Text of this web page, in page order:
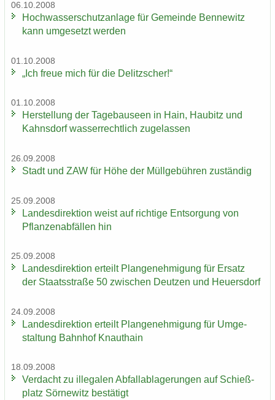
06.10.2008
Hoch­was­ser­schutz­an­la­ge für Ge­mein­de Ben­ne­witz
kann um­ge­setzt wer­den
01.10.2008
„Ich freue mich für die De­litz­scher!“
01.10.2008
Her­stel­lung der Ta­ge­bau­se­en in Hain, Hau­bitz und
Kahns­dorf was­ser­recht­lich zu­ge­las­sen
26.09.2008
Stadt und ZAW für Höhe der Müll­ge­büh­ren zu­stän­dig
25.09.2008
Lan­des­di­rek­ti­on weist auf rich­ti­ge Ent­sor­gung von
Pflan­zen­ab­fäl­len hin
25.09.2008
Lan­des­di­rek­ti­on er­teilt Plan­ge­neh­mi­gung für Er­satz
der Staats­stra­ße 50 zwi­schen Deut­zen und Heu­ers­dorf
24.09.2008
Lan­des­di­rek­ti­on er­teilt Plan­ge­neh­mi­gung für Um­ge­
stal­tung Bahn­hof Knaut­hain
18.09.2008
Ver­dacht zu il­le­ga­len Ab­fall­ab­la­ge­run­gen auf Schieß­
platz Sör­ne­witz be­stä­tigt